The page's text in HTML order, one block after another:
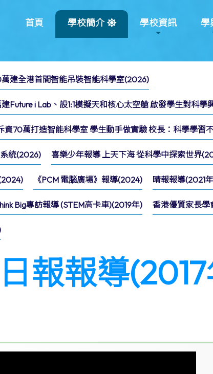
首頁 學校簡介 學校資訊 學
建全港首間智能吊裝智能科學室(2026)
Future i Lab、設1:1模擬天和核心太空艙 啟發學生對科學
資70萬打造智能科學室 學生動手做實驗 校長：科學學習
統(2026) 喜樂少年報導 上天下海 從科學中探索世界
《PCM 電腦廣場》報導(2024) 晴報報導(2021
Big專訪報導 (STEM高卡車)(2019年) 香港優質家長學
報報導